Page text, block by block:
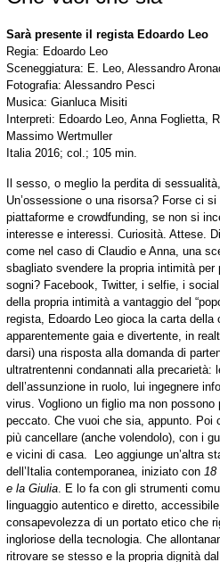
Sarà presente il regista Edoardo Leo
Regia: Edoardo Leo
Sceneggiatura: E. Leo, Alessandro
Fotografia: Alessandro Pesci
Musica: Gianluca Misiti
Interpreti: Edoardo Leo, Anna Foglietta,
Massimo Wertmuller
Italia 2016; col.; 105 min.
Il sesso, o meglio la perdita di
Un’ossessione o una risorsa? Forse ci
piattaforme e crowdfunding, se non si
interesse e interessi. Curiosità. Attese.
come nel caso di Claudio e Anna, una
sbagliato svendere la propria intimità
sogni? Facebook, Twitter, i selfie, i
della propria intimità a vantaggio del
regista, Edoardo Leo gioca la carta della
apparentemente gaia e divertente, in
darsi) una risposta alla domanda di
ultratrentenni condannati alla
dell’assunzione in ruolo, lui ingegnere
virus. Vogliono un figlio ma non
peccato. Che vuoi che sia, appunto. Poi
più cancellare (anche volendolo), con i
e vicini di casa. Leo aggiunge un’altra
dell’Italia contemporanea, iniziato con 18
e la Giulia. E lo fa con gli strumenti
linguaggio autentico e diretto,
consapevolezza di un portato etico che
ingloriose della tecnologia. Che
ritrovare se stesso e la propria dignità